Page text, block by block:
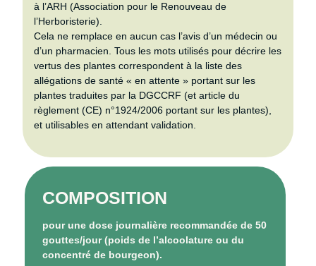
à l’ARH (Association pour le Renouveau de
l’Herboristerie).
Cela ne remplace en aucun cas l’avis d’un médecin ou
d’un pharmacien. Tous les mots utilisés pour décrire les
vertus des plantes correspondent à la liste des
allégations de santé « en attente » portant sur les
plantes traduites par la DGCCRF (et article du
règlement (CE) n°1924/2006 portant sur les plantes),
et utilisables en attendant validation.
COMPOSITION
pour une dose journalière recommandée de 50
gouttes/jour (poids de l’alcoolature ou du
concentré de bourgeon).